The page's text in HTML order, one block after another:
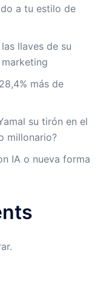
a tu estilo de
llaves de su
más de
su tirón en el
millonario?
IA o nueva forma